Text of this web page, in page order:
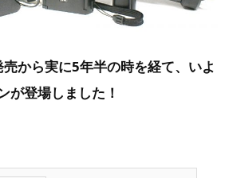
から実に5年半の時を経て、いよ
が登場しました！